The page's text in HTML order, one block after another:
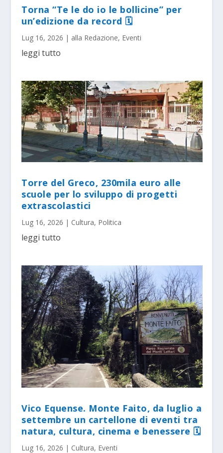
Torna “Te le do io le bollicine” per
un’edizione da record 🗓
Lug 16, 2026 | alla Redazione, Eventi
leggi tutto
Torre del Greco, 230mila euro alle
scuole per lo sviluppo di progetti
extrascolastici
Lug 16, 2026 | Cultura, Politica
leggi tutto
Vico Equense. Monte Faito, da luglio a
settembre un cartellone di eventi tra
natura, cultura, cinema e benessere 🗓
Lug 16, 2026 | Cultura, Eventi